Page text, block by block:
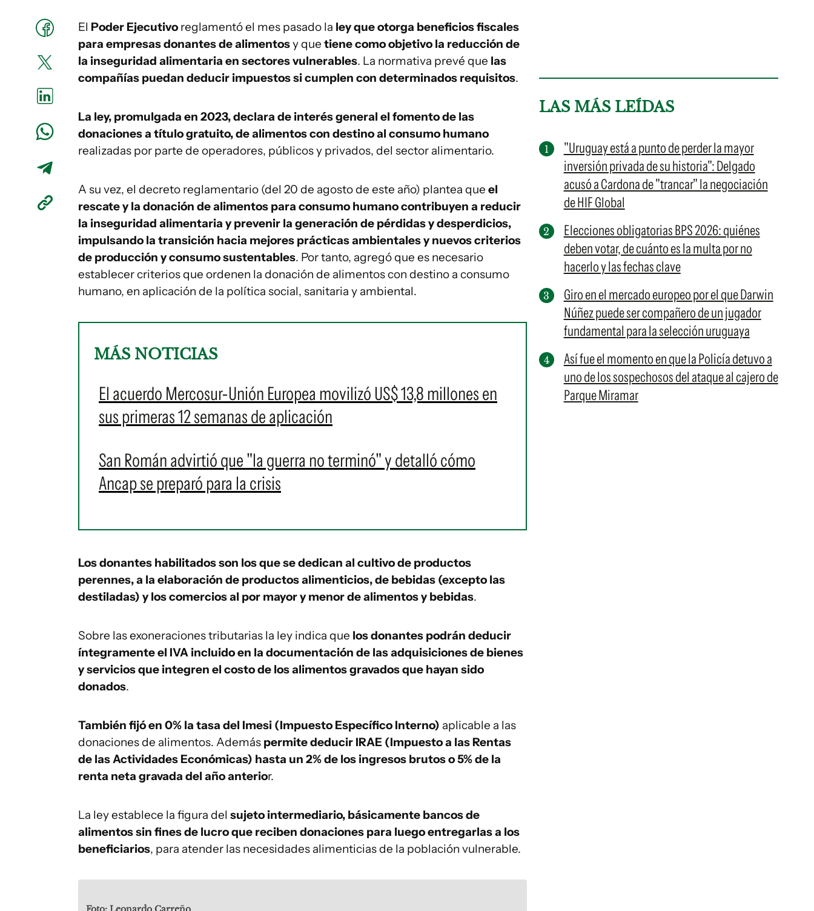
El Poder Ejecutivo reglamentó el mes pasado la ley que otorga beneficios fiscales
para empresas donantes de alimentosy que tiene como objetivo la reducción de
la inseguridad alimentaria en sectores vulnerables. La normativa prevé que las
compañías puedan deducir impuestos si cumplen con determinados requisitos.
La ley, promulgada en 2023, declara de interés general el fomento de las
donaciones a título gratuito, de alimentos con destino al consumo humano
realizadas por parte de operadores, públicos y privados, del sector alimentario.
A su vez, el decreto reglamentario (del 20 de agosto de este año) plantea que el
rescate y la donación de alimentos para consumo humano contribuyen a reducir
la inseguridad alimentaria y prevenir la generación de pérdidas y desperdicios,
impulsando la transición hacia mejores prácticas ambientales y nuevos criterios
de producción y consumo sustentables. Por tanto, agregó que es necesario
establecer criterios que ordenen la donación de alimentos con destino a consumo
humano, en aplicación de la política social, sanitaria y ambiental.
MÁS NOTICIAS
El acuerdo Mercosur-Unión Europea movilizó US$ 13,8 millones en
sus primeras 12 semanas de aplicación
San Román advirtió que "la guerra no terminó" y detalló cómo
Ancap se preparó para la crisis
Los donantes habilitados son los que se dedican al cultivo de productos
perennes, a la elaboración de productos alimenticios, de bebidas (excepto las
destiladas) y los comercios al por mayor y menor de alimentos y bebidas.
Sobre las exoneraciones tributarias la ley indica que los donantes podrán deducir
íntegramente el IVA incluido en la documentación de las adquisiciones de bienes
y servicios que integren el costo de los alimentos gravados que hayan sido
donados.
También fijó en 0% la tasa del Imesi (Impuesto Específico Interno) aplicable a las
donaciones de alimentos. Además permite deducir IRAE (Impuesto a las Rentas
de las Actividades Económicas) hasta un 2% de los ingresos brutos o 5% de la
renta neta gravada del año anterior.
La ley establece la figura del sujeto intermediario, básicamente bancos de
alimentos sin fines de lucro que reciben donaciones para luego entregarlas a los
beneficiarios, para atender las necesidades alimenticias de la población vulnerable.
LAS MÁS LEÍDAS
"Uruguay está a punto de perder la mayor
inversión privada de su historia": Delgado
acusó a Cardona de "trancar" la negociación
de HIF Global
Elecciones obligatorias BPS 2026: quiénes
deben votar, de cuánto es la multa por no
hacerlo y las fechas clave
Giro en el mercado europeo por el que Darwin
Núñez puede ser compañero de un jugador
fundamental para la selección uruguaya
Así fue el momento en que la Policía detuvo a
uno de los sospechosos del ataque al cajero de
Parque Miramar